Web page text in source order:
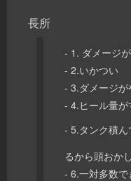
長所
- 1. ダメージ
- 2.いかつい
- 3.ダメージが
- 4.ヒール量が
- 5.タンク積ん
るから頭おか
- 6.一対多数